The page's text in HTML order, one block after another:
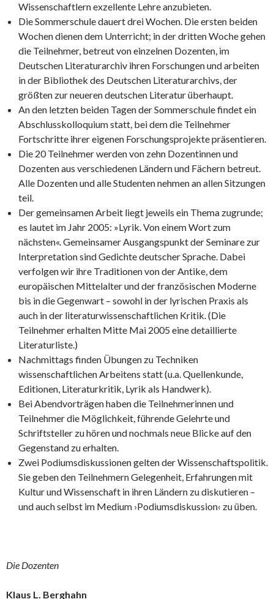
Wissenschaftlern exzellente Lehre anzubieten.
Die Sommerschule dauert drei Wochen. Die ersten beiden
Wochen dienen dem Unterricht; in der dritten Woche gehen
die Teilnehmer, betreut von einzelnen Dozenten, im
Deutschen Literaturarchiv ihren Forschungen und arbeiten
in der Bibliothek des Deutschen Literaturarchivs, der
größten zur neueren deutschen Literatur überhaupt.
An den letzten beiden Tagen der Sommerschule findet ein
Abschlusskolloquium statt, bei dem die Teilnehmer
Fortschritte ihrer eigenen Forschungsprojekte präsentieren.
Die 20 Teilnehmer werden von zehn Dozentinnen und
Dozenten aus verschiedenen Ländern und Fächern betreut.
Alle Dozenten und alle Studenten nehmen an allen Sitzungen
teil.
Der gemeinsamen Arbeit liegt jeweils ein Thema zugrunde;
es lautet im Jahr 2005: »Lyrik. Von einem Wort zum
nächsten«. Gemeinsamer Ausgangspunkt der Seminare zur
Interpretation sind Gedichte deutscher Sprache. Dabei
verfolgen wir ihre Traditionen von der Antike, dem
europäischen Mittelalter und der französischen Moderne
bis in die Gegenwart – sowohl in der lyrischen Praxis als
auch in der literaturwissenschaftlichen Kritik. (Die
Teilnehmer erhalten Mitte Mai 2005 eine detaillierte
Literaturliste.)
Nachmittags finden Übungen zu Techniken
wissenschaftlichen Arbeitens statt (u.a. Quellenkunde,
Editionen, Literaturkritik, Lyrik als Handwerk).
Bei Abendvorträgen haben die Teilnehmerinnen und
Teilnehmer die Möglichkeit, führende Gelehrte und
Schriftsteller zu hören und nochmals neue Blicke auf den
Gegenstand zu erhalten.
Zwei Podiumsdiskussionen gelten der Wissenschaftspolitik.
Sie geben den Teilnehmern Gelegenheit, Erfahrungen mit
Kultur und Wissenschaft in ihren Ländern zu diskutieren –
und auch selbst im Medium ›Podiumsdiskussion‹ zu üben.
Die Dozenten
Klaus L. Berghahn